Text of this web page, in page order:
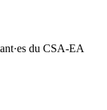
du CSA‑EA